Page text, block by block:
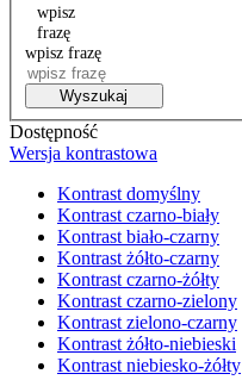
wpisz
frazę
wpisz frazę
Wyszukaj
Dostępność
Wersja kontrastowa
Kontrast domyślny
Kontrast czarno-biały
Kontrast biało-czarny
Kontrast żółto-czarny
Kontrast czarno-żółty
Kontrast czarno-zielony
Kontrast zielono-czarny
Kontrast żółto-niebieski
Kontrast niebiesko-żółty